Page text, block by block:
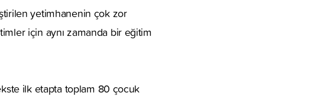
yetimhanenin çok zor
için aynı zamanda bir eğitim
ilk etapta toplam 80 çocuk